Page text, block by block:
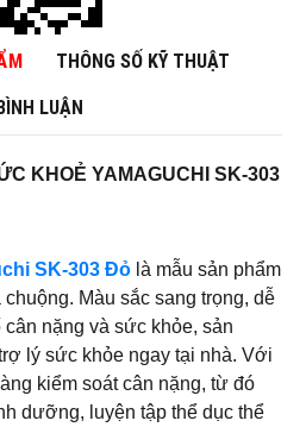
THÔNG SỐ KỸ THUẬT
LUẬN
KHOẺ YAMAGUCHI SK-303
SK-303 Đỏ là mẫu sản phẩm
Màu sắc sang trọng, dễ
nặng và sức khỏe, sản
lý sức khỏe ngay tại nhà. Với
kiểm soát cân nặng, từ đó
dưỡng, luyện tập thể dục thể